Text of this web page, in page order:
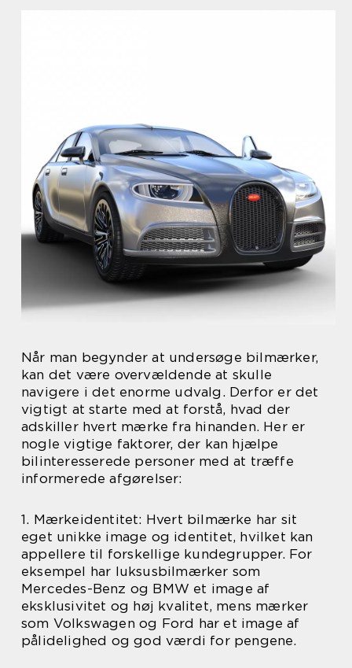
Når man begynder at undersøge bilmærker,
kan det være overvældende at skulle
navigere i det enorme udvalg. Derfor er det
vigtigt at starte med at forstå, hvad der
adskiller hvert mærke fra hinanden. Her er
nogle vigtige faktorer, der kan hjælpe
bilinteresserede personer med at træffe
informerede afgørelser:
1. Mærkeidentitet: Hvert bilmærke har sit
eget unikke image og identitet, hvilket kan
appellere til forskellige kundegrupper. For
eksempel har luksusbilmærker som
Mercedes-Benz og BMW et image af
eksklusivitet og høj kvalitet, mens mærker
som Volkswagen og Ford har et image af
pålidelighed og god værdi for pengene.